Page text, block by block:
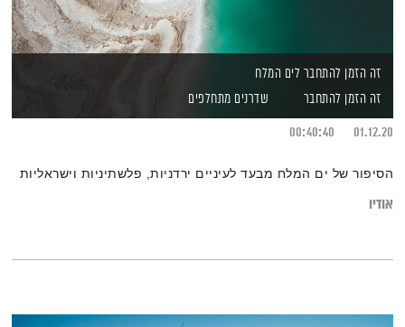
זה הזמן להתחבר לים המלח
זה הזמן להתחבר
שדרנים מתחלפים
01.12.20
00:40:40
הסיפור של ים המלח מבעד לעיניים ירדניות, פלשתיניות וישראליות
אודיו